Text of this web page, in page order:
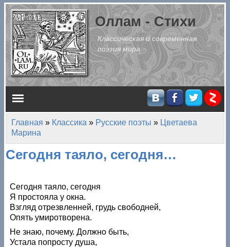
Перейти к основному содержанию
Оллам - Стихи
Классическая и современная
поэзия мира
Главное меню
Вы здесь
Главная » Классика » Русские поэты » Цветаева
Марина
Сегодня таяло, сегодня…
Сегодня таяло, сегодня
Я простояла у окна.
Взгляд отрезвленней, грудь свободней,
Опять умиротворена.
Не знаю, почему. Должно быть,
Устала попросту душа,